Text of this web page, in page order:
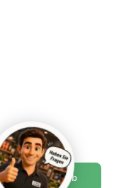
oder benutze die Schaltflächen um
den Warenkorb